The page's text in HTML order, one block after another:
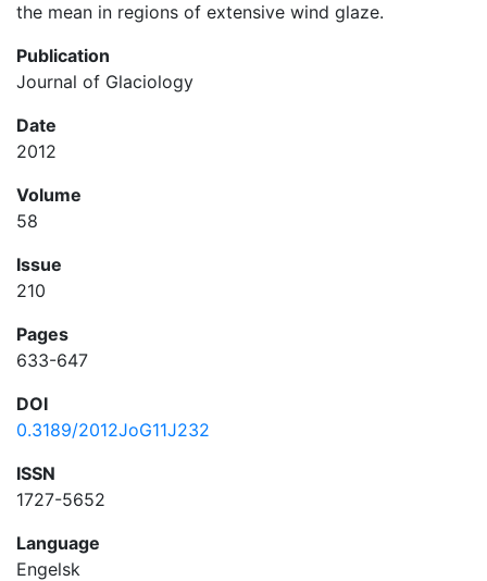
the mean in regions of extensive wind glaze.
Publication
Journal of Glaciology
Date
2012
Volume
58
Issue
210
Pages
633-647
DOI
0.3189/2012JoG11J232
ISSN
1727-5652
Language
Engelsk